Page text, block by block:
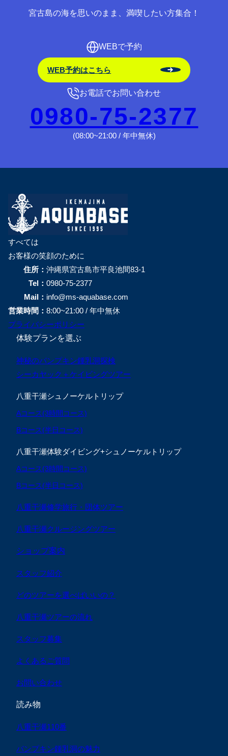
宮古島の海を思いのまま、満喫したい方集合！
WEBで予約
WEB予約はこちら
お電話でお問い合わせ
0980-75-2377
(08:00~21:00 / 年中無休)
すべては
お客様の笑顔のために
住所： 沖縄県宮古島市平良池間83-1
Tel： 0980-75-2377
Mail： info@ms-aquabase.com
営業時間： 8:00~21:00 / 年中無休
プライバシーポリシー
体験プランを選ぶ
神秘のパンプキン鍾乳洞探検
シーカヤック＋ケイビングツアー
八重干瀬シュノーケルトリップ
Aコース(3時間コース)
Bコース(半日コース)
八重干瀬体験ダイビング+シュノーケルトリップ
Aコース(3時間コース)
Bコース(半日コース)
八重干瀬修学旅行・団体ツアー
八重干瀬クルージングツアー
ショップ案内
スタッフ紹介
どのツアーを選べばいいの？
八重干瀬ツアーの流れ
スタッフ募集
よくあるご質問
お問い合わせ
読み物
八重干瀬110番
パンプキン鍾乳洞の魅力